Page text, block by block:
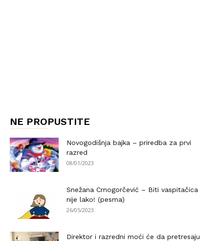
NE PROPUSTITE
Novogodišnja bajka – priredba za prvi
razred
08/01/2023
Snežana Crnogorčević – Biti vaspitačica
nije lako! (pesma)
26/05/2023
Direktor i razredni moći će da pretresaju